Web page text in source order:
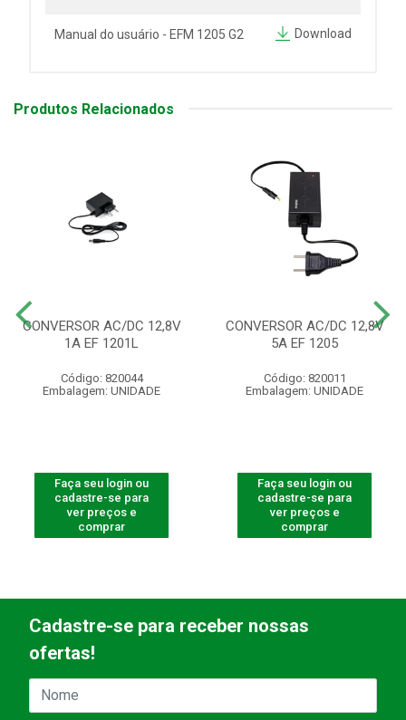
Manual do usuário - EFM 1205 G2 Download
Produtos Relacionados
CONVERSOR AC/DC 12,8V
1A EF 1201L
Código: 820044
Embalagem: UNIDADE
Faça seu login ou
cadastre-se para
ver preços e
comprar
CONVERSOR AC/DC 12,8V
5A EF 1205
Código: 820011
Embalagem: UNIDADE
Faça seu login ou
cadastre-se para
ver preços e
comprar
Cadastre-se para receber nossas
ofertas!